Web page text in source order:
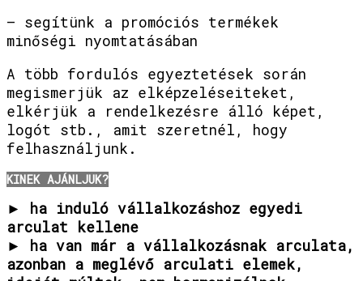
– segítünk a promóciós termékek
minőségi nyomtatásában
A több fordulós egyeztetések során
megismerjük az elképzeléseiteket,
elkérjük a rendelkezésre álló képet,
logót stb., amit szeretnél, hogy
felhasználjunk.
KINEK AJÁNLJUK?
► ha induló vállalkozáshoz egyedi
arculat kellene
► ha van már a vállalkozásnak arculata,
azonban a meglévő arculati elemek,